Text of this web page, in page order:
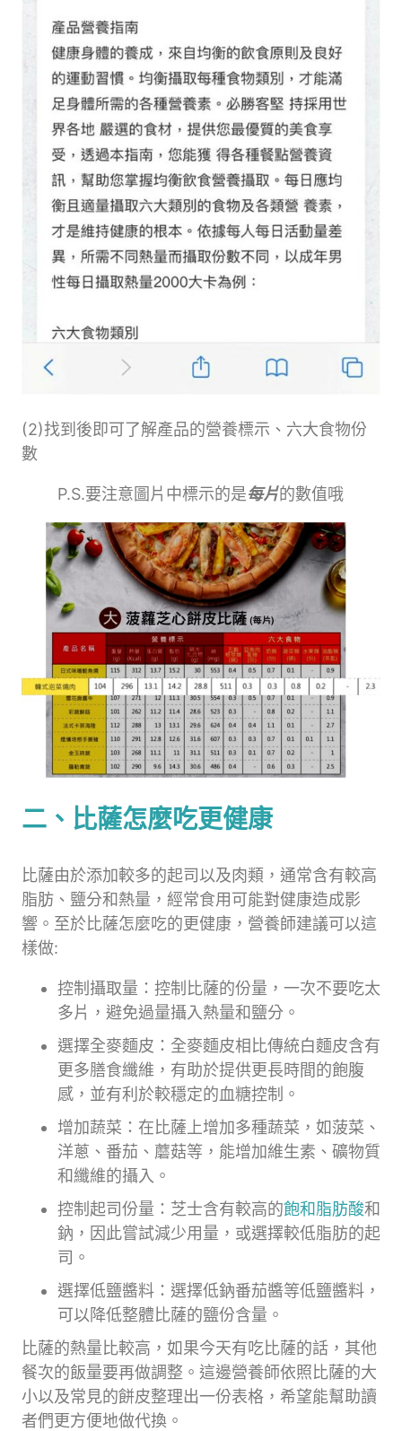
(2)找到後即可了解產品的營養標示、六大食物份
數
P.S.要注意圖片中標示的是每片的數值哦
二、比薩怎麼吃更健康
比薩由於添加較多的起司以及肉類，通常含有較高
脂肪、鹽分和熱量，經常食用可能對健康造成影
響。至於比薩怎麼吃的更健康，營養師建議可以這
樣做:
控制攝取量：控制比薩的份量，一次不要吃太
多片，避免過量攝入熱量和鹽分。
選擇全麥麵皮：全麥麵皮相比傳統白麵皮含有
更多膳食纖維，有助於提供更長時間的飽腹
感，並有利於較穩定的血糖控制。
增加蔬菜：在比薩上增加多種蔬菜，如菠菜、
洋蔥、番茄、蘑菇等，能增加維生素、礦物質
和纖維的攝入。
控制起司份量：芝士含有較高的飽和脂肪酸和
鈉，因此嘗試減少用量，或選擇較低脂肪的起
司。
選擇低鹽醬料：選擇低鈉番茄醬等低鹽醬料，
可以降低整體比薩的鹽份含量。
比薩的熱量比較高，如果今天有吃比薩的話，其他
餐次的飯量要再做調整。這邊營養師依照比薩的大
小以及常見的餅皮整理出一份表格，希望能幫助讀
者們更方便地做代換。